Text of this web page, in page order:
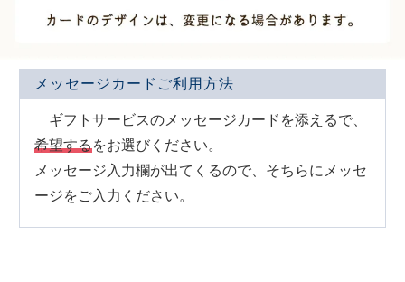
メッセージカードご利用方法
ギフトサービスのメッセージカードを添えるで、
希望するをお選びください。
メッセージ入力欄が出てくるので、そちらにメッセ
ージをご入力ください。